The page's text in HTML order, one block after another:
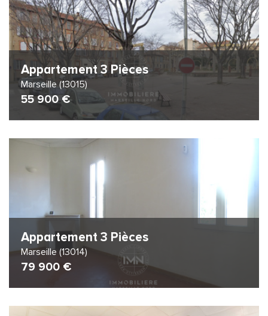
Appartement 3 Pièces
Marseille (13015)
55 900 €
Appartement 3 Pièces
Marseille (13014)
79 900 €